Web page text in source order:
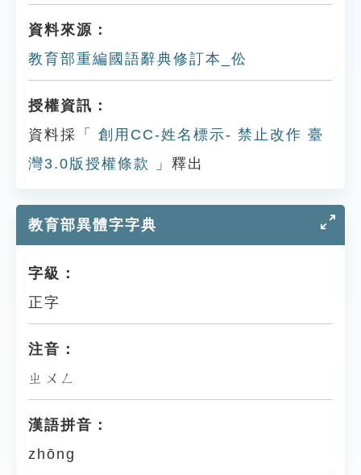
資料來源：
教育部重編國語辭典修訂本_伀
授權資訊：
資料採「
創用CC-姓名標示- 禁止改作 臺
灣3.0版授權條款
」釋出
教育部異體字字典
字級：
正字
注音：
ㄓㄨㄥ
漢語拼音：
zhōng